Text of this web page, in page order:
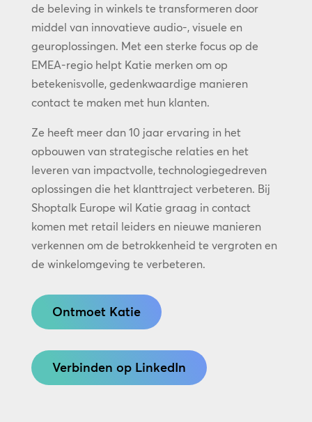
de beleving in winkels te transformeren door
middel van innovatieve audio-, visuele en
geuroplossingen. Met een sterke focus op de
EMEA-regio helpt Katie merken om op
betekenisvolle, gedenkwaardige manieren
contact te maken met hun klanten.
Ze heeft meer dan 10 jaar ervaring in het
opbouwen van strategische relaties en het
leveren van impactvolle, technologiegedreven
oplossingen die het klanttraject verbeteren. Bij
Shoptalk Europe wil Katie graag in contact
komen met retail leiders en nieuwe manieren
verkennen om de betrokkenheid te vergroten en
de winkelomgeving te verbeteren.
Ontmoet Katie
Verbinden op LinkedIn